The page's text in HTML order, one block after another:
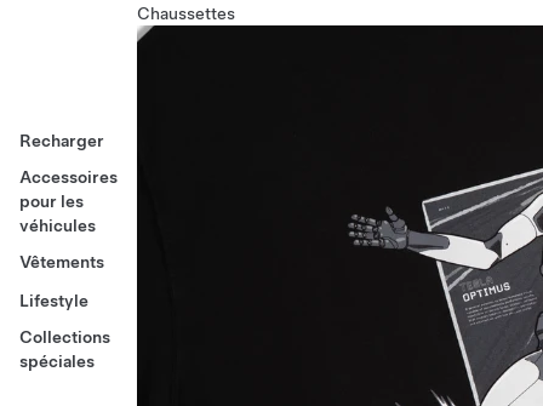
Recharger
Accessoires
pour les
véhicules
Vêtements
Lifestyle
Collections
spéciales
Chaussettes